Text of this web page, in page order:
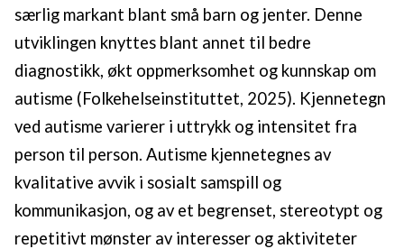
særlig markant blant små barn og jenter. Denne
utviklingen knyttes blant annet til bedre
diagnostikk, økt oppmerksomhet og kunnskap om
autisme (Folkehelseinstituttet, 2025). Kjennetegn
ved autisme varierer i uttrykk og intensitet fra
person til person. Autisme kjennetegnes av
kvalitative avvik i sosialt samspill og
kommunikasjon, og av et begrenset, stereotypt og
repetitivt mønster av interesser og aktiviteter